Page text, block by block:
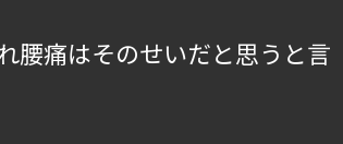
腰痛はそのせいだと思うと言